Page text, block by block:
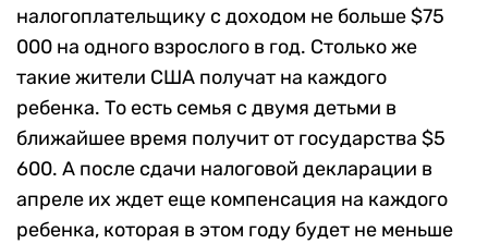
налогоплательщику с доходом не больше $75
000 на одного взрослого в год. Столько же
такие жители США получат на каждого
ребенка. То есть семья с двумя детьми в
ближайшее время получит от государства $5
600. А после сдачи налоговой декларации в
апреле их ждет еще компенсация на каждого
ребенка, которая в этом году будет не меньше